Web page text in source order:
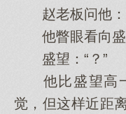
赵老板问他：“
他瞥眼看向盛
盛望：“？”
他比盛望高一
觉，但这样近距